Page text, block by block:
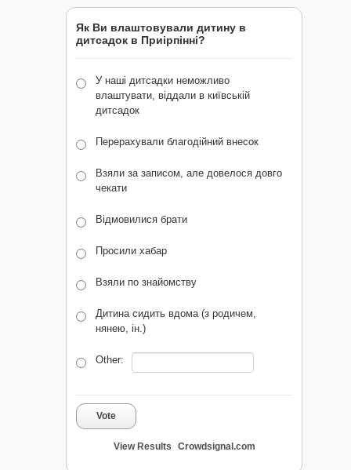
Як Ви влаштовували дитину в
дитсадок в Приірпінні?
У наші дитсадки неможливо
влаштувати, віддали в київській
дитсадок
Перерахували благодійний внесок
Взяли за записом, але довелося довго
чекати
Відмовилися брати
Просили хабар
Взяли по знайомству
Дитина сидить вдома (з родичем,
нянею, ін.)
Other:
Vote
View Results Crowdsignal.com